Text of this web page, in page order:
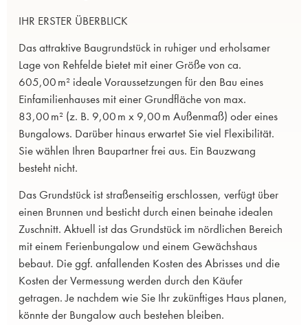
IHR ERSTER ÜBERBLICK
Das attraktive Baugrundstück in ruhiger und erholsamer
Lage von Rehfelde bietet mit einer Größe von ca.
605,00 m² ideale Voraussetzungen für den Bau eines
Einfamilienhauses mit einer Grundfläche von max.
83,00 m² (z. B. 9,00 m x 9,00 m Außenmaß) oder eines
Bungalows. Darüber hinaus erwartet Sie viel Flexibilität.
Sie wählen Ihren Baupartner frei aus. Ein Bauzwang
besteht nicht.
Das Grundstück ist straßenseitig erschlossen, verfügt über
einen Brunnen und besticht durch einen beinahe idealen
Zuschnitt. Aktuell ist das Grundstück im nördlichen Bereich
mit einem Ferienbungalow und einem Gewächshaus
bebaut. Die ggf. anfallenden Kosten des Abrisses und die
Kosten der Vermessung werden durch den Käufer
getragen. Je nachdem wie Sie Ihr zukünftiges Haus planen,
könnte der Bungalow auch bestehen bleiben.